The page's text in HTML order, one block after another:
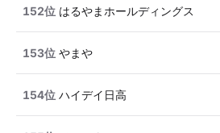
152位 はるやまホールディングス
153位 やまや
154位 ハイデイ日高